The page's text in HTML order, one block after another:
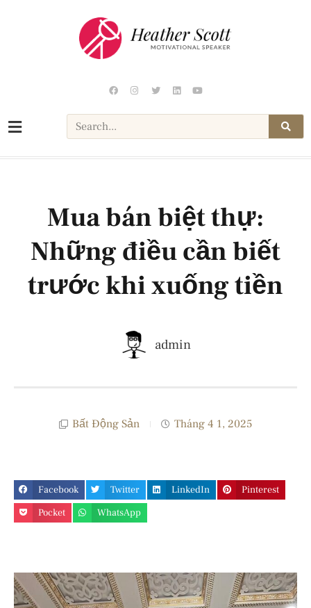
Mua bán biệt thự:
Những điều cần biết
trước khi xuống tiền
admin
Bất Động Sản Tháng 4 1, 2025
Facebook Twitter LinkedIn
Pinterest
Pocket
WhatsApp